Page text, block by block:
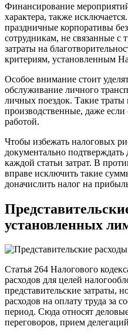
Финансирование
характера, также
праздничные корпоративы
сотрудникам, не связанные с
затраты на
критериям, установленным
Особое внимание стоит
обслуживание личного
личных поездок. Такие траты
производственные, даже
работой.
Чтобы избежать налоговых
документально
каждой статьи затрат. В
вправе исключить такие
доначислить налог на
установленных
Статья 264 Налогового
расходов для целей
представительские затраты,
расходов на оплату труда за
период. Сюда относят
переговоров, прием